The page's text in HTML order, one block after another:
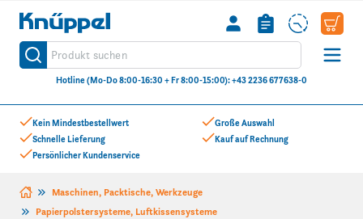
Kein Mindestbestellwert
Schnelle Lieferung
Persönlicher Kundenservice
Große Auswahl
Kauf auf Rechnung
Knüppel
Produkt suchen
Suche
Hotline (Mo-Do 8:00-16:30 + Fr 8:00-15:00): +43 2236 677638-0
Zum Inhalt springen
Maschinen, Packtische, Werkzeuge
Papierpolstersysteme, Luftkissensysteme